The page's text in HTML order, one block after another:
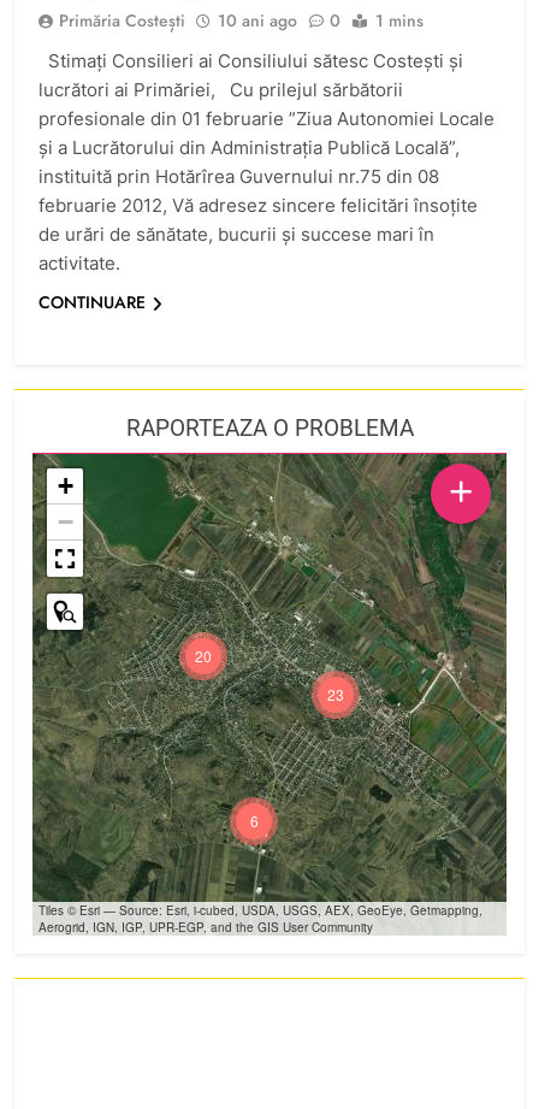
Primăria Costești 10 ani ago 0 1 mins
Stimați Consilieri ai Consiliului sătesc Costeşti și
lucrători ai Primăriei, Cu prilejul sărbătorii
profesionale din 01 februarie ”Ziua Autonomiei Locale
și a Lucrătorului din Administrația Publică Locală”,
instituită prin Hotărîrea Guvernului nr.75 din 08
februarie 2012, Vă adresez sincere felicitări însoțite
de urări de sănătate, bucurii și succese mari în
activitate.
CONTINUARE
RAPORTEAZA O PROBLEMA
23
20
6
+
−
Tiles © Esri — Source: Esri, i-cubed, USDA, USGS, AEX, GeoEye, Getmapping,
Aerogrid, IGN, IGP, UPR-EGP, and the GIS User Community
+